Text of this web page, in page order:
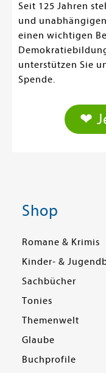
Seit 125 Jahren
und
einen wichtigen
unterstützen Sie
Spende.
❤
Shop
Romane & Krimis
Kinder- &
Sachbücher
Tonies
Themenwelt
Glaube
Buchprofile